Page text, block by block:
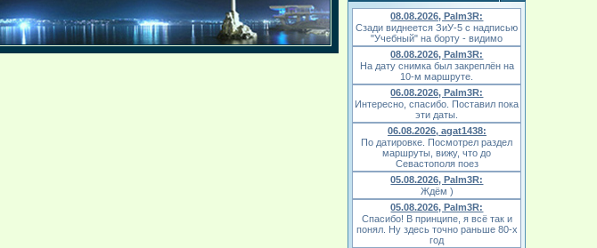
08.08.2026, Palm3R:
Сзади виднеется ЗиУ-5 с надписью
"Учебный" на борту - видимо
08.08.2026, Palm3R:
На дату снимка был закреплён на
10-м маршруте.
06.08.2026, Palm3R:
Интересно, спасибо. Поставил пока
эти даты.
06.08.2026, agat1438:
По датировке. Посмотрел раздел
маршруты, вижу, что до
Севастополя поез
05.08.2026, Palm3R:
Ждём )
05.08.2026, Palm3R:
Спасибо! В принципе, я всё так и
понял. Ну здесь точно раньше 80-х
год